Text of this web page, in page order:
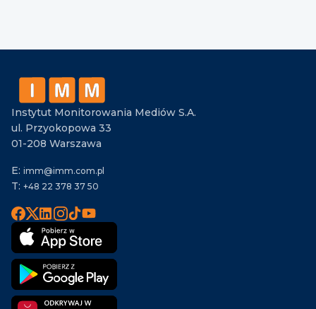
Instytut Monitorowania Mediów S.A.
ul. Przyokopowa 33
01-208 Warszawa
E: imm@imm.com.pl
T: +48 22 378 37 50